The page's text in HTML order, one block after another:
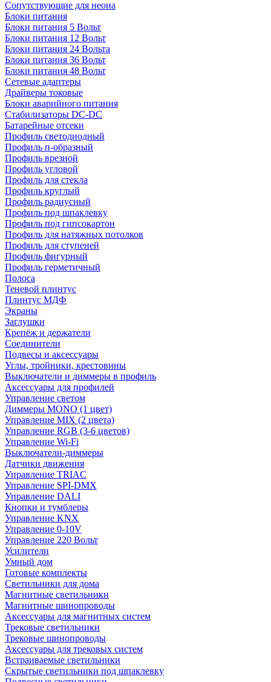
Сопутствующие для неона
Блоки питания
Блоки питания 5 Вольт
Блоки питания 12 Вольт
Блоки питания 24 Вольта
Блоки питания 36 Вольт
Блоки питания 48 Вольт
Сетевые адаптеры
Драйверы токовые
Блоки аварийного питания
Стабилизаторы DC-DC
Батарейные отсеки
Профиль светодиодный
Профиль п-образный
Профиль врезной
Профиль угловой
Профиль для стекла
Профиль круглый
Профиль радиусный
Профиль под шпаклевку
Профиль под гипсокартон
Профиль для натяжных потолков
Профиль для ступеней
Профиль фигурный
Профиль герметичный
Полоса
Теневой плинтус
Плинтус МДФ
Экраны
Заглушки
Крепёж и держатели
Соединители
Подвесы и аксессуары
Углы, тройники, крестовины
Выключатели и диммеры в профиль
Аксессуары для профилей
Управление светом
Диммеры MONO (1 цвет)
Управление MIX (2 цвета)
Управление RGB (3-6 цветов)
Управление Wi-Fi
Выключатели-диммеры
Датчики движения
Управление TRIAC
Управление SPI-DMX
Управление DALI
Кнопки и тумблеры
Управление KNX
Управление 0-10V
Управление 220 Вольт
Усилители
Умный дом
Готовые комплекты
Светильники для дома
Магнитные светильники
Магнитные шинопроводы
Аксессуары для магнитных систем
Трековые светильники
Трековые шинопроводы
Аксессуары для трековых систем
Встраиваемые светильники
Скрытые светильники под шпаклевку